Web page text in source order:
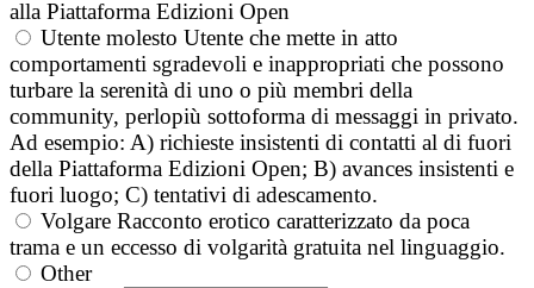
alla Piattaforma Edizioni Open
Utente molesto Utente che mette in atto
comportamenti sgradevoli e inappropriati che possono
turbare la serenità di uno o più membri della
community, perlopiù sottoforma di messaggi in privato.
Ad esempio: A) richieste insistenti di contatti al di fuori
della Piattaforma Edizioni Open; B) avances insistenti e
fuori luogo; C) tentativi di adescamento.
Volgare Racconto erotico caratterizzato da poca
trama e un eccesso di volgarità gratuita nel linguaggio.
Other